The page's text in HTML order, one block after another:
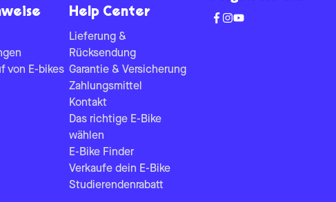
von E-bikes
Help Center
Lieferung &
Rücksendung
Garantie & Versicherung
Zahlungsmittel
Kontakt
Das richtige E-Bike
wählen
E-Bike Finder
Verkaufe dein E-Bike
Studierendenrabatt